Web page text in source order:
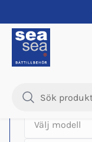
Hitta rätt